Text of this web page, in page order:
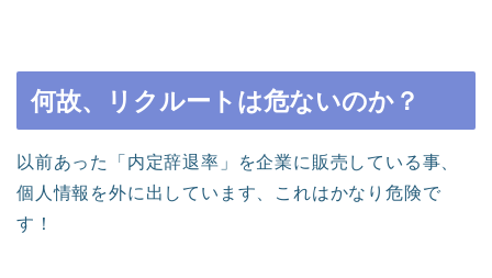
何故、リクルートは危ないのか？
以前あった「内定辞退率」を企業に販売している事、
個人情報を外に出しています、これはかなり危険で
す！